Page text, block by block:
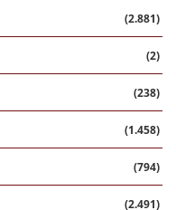
(2.881)
(2)
(238)
(1.458)
(794)
(2.491)